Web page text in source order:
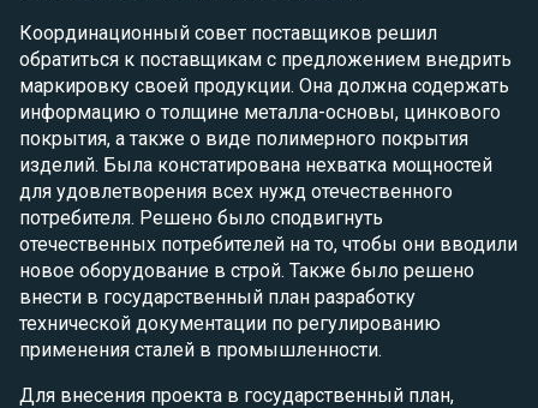
Координационный совет поставщиков решил
обратиться к поставщикам с предложением внедрить
маркировку своей продукции. Она должна содержать
информацию о толщине металла-основы, цинкового
покрытия, а также о виде полимерного покрытия
изделий. Была констатирована нехватка мощностей
для удовлетворения всех нужд отечественного
потребителя. Решено было сподвигнуть
отечественных потребителей на то, чтобы они вводили
новое оборудование в строй. Также было решено
внести в государственный план разработку
технической документации по регулированию
применения сталей в промышленности.
Для внесения проекта в государственный план,